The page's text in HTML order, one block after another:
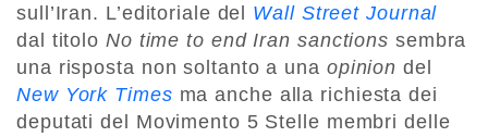
sull’Iran. L’editoriale del Wall Street Journal
dal titolo No time to end Iran sanctions sembra
una risposta non soltanto a una opiniondel
New York Times ma anche alla richiesta dei
deputati del Movimento 5 Stelle membri delle